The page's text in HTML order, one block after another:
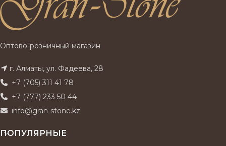
Оптово-розничный магазин
г. Алматы, ул. Фадеева, 28
+7 (705) 311 41 78
+7 (777) 233 50 44
info@gran-stone.kz
ПОПУЛЯРНЫЕ